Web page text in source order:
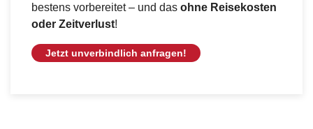
bestens vorbereitet – und das ohne Reisekosten
oder Zeitverlust!
Jetzt unverbindlich anfragen!